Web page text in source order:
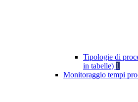
Tipologie di
in tabelle) 1
Monitoraggio tempi